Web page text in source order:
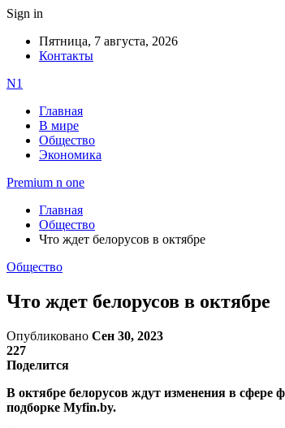
Sign in
Пятница, 7 августа, 2026
Контакты
N1
Главная
В мире
Общество
Экономика
Premium n one
Главная
Общество
Что ждет белорусов в октябре
Общество
Что ждет белорусов в октябре
Опубликовано Сен 30, 2023
227
Поделится
В октябре белорусов ждут изменения в
подборке Myfin.by.